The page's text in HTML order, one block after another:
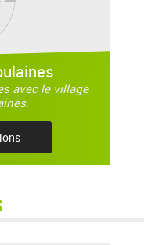
avec le village